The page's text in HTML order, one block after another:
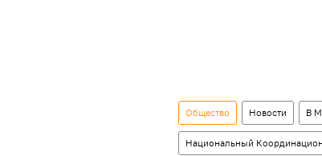
Общество Новости В
Национальный